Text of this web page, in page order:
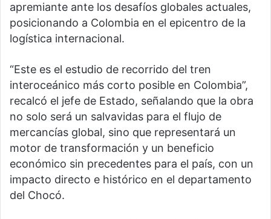
apremiante ante los desafíos globales actuales,
posicionando a Colombia en el epicentro de la
logística internacional.
“Este es el estudio de recorrido del tren
interoceánico más corto posible en Colombia”,
recalcó el jefe de Estado, señalando que la obra
no solo será un salvavidas para el flujo de
mercancías global, sino que representará un
motor de transformación y un beneficio
económico sin precedentes para el país, con un
impacto directo e histórico en el departamento
del Chocó.